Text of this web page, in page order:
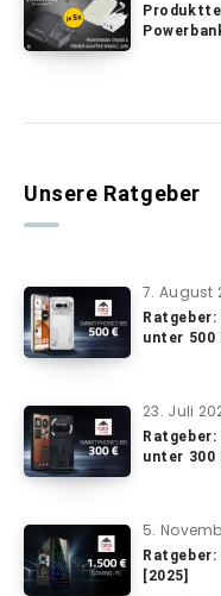
Unsere Ratgeber
7. August
unter 500
23. Juli
unter 300
5.
Ratgeber:
[2025]